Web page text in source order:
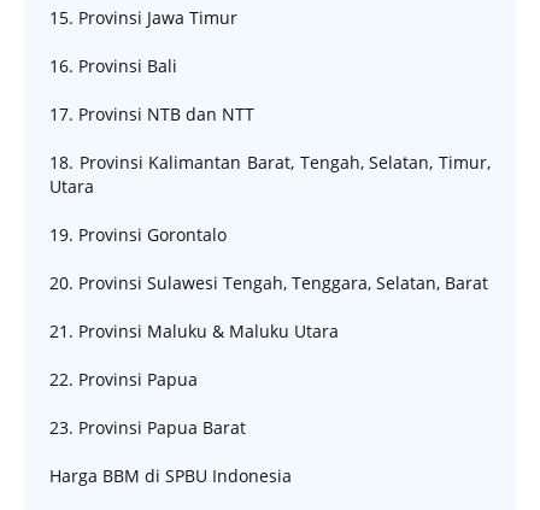
15. Provinsi Jawa Timur
16. Provinsi Bali
17. Provinsi NTB dan NTT
18. Provinsi Kalimantan Barat, Tengah, Selatan, Timur,
Utara
19. Provinsi Gorontalo
20. Provinsi Sulawesi Tengah, Tenggara, Selatan, Barat
21. Provinsi Maluku & Maluku Utara
22. Provinsi Papua
23. Provinsi Papua Barat
Harga BBM di SPBU Indonesia